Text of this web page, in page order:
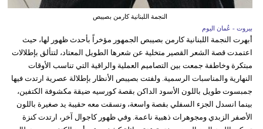
النجمة اللبنانية كارمن بصيبص
بيروت - عُمان اليوم
أبهرت النجمة اللبنانية كارمن بصيبص الجمهور مؤخراً بأحدث ظهور لها، حيث
اعتمدت قصة الشعر القصير متخلية عن شعرها الطويل المعتاد، لتتألق بإطلالات
مبتكرة وخاطفة جمعت بين التصاميم العملية والراقية التي تناسب الأوقات
النهارية والمناسبات الرسمية. ولفتت بصيبص الأنظار بإطلالة عصرية ارتدت فيها
جمبسوت طويل باللون الأسود الداكن بقصة كورسيه ضيقة مكشوفة الكتفين،
بينما انسدل الجزء السفلي بقصة واسعة، ونسقت معه حقيبة يد صغيرة باللون
الأصفر الزبدي ومجوهرات ذهبية ناعمة. وفي ظهور كاجوال آخر، ارتدت كنزة